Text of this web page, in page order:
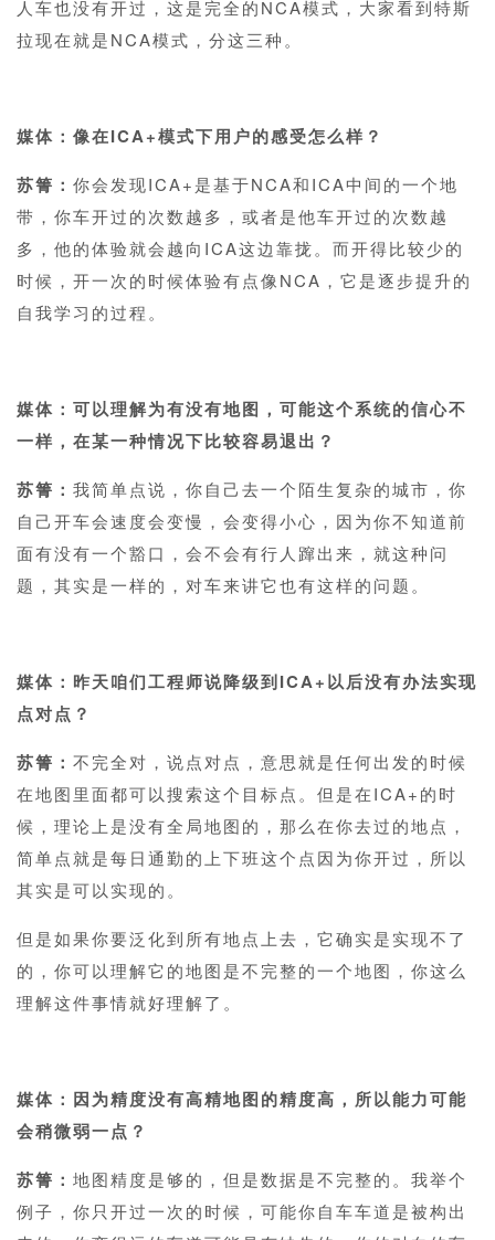
人车也没有开过，这是完全的NCA模式，大家看到特斯
拉现在就是NCA模式，分这三种。
媒体：像在ICA+模式下用户的感受怎么样？
苏箐： 你会发现ICA+是基于NCA和ICA中间的一个地
带，你车开过的次数越多，或者是他车开过的次数越
多，他的体验就会越向ICA这边靠拢。而开得比较少的
时候，开一次的时候体验有点像NCA，它是逐步提升的
自我学习的过程。
媒体：可以理解为有没有地图，可能这个系统的信心不
一样，在某一种情况下比较容易退出？
苏箐： 我简单点说，你自己去一个陌生复杂的城市，你
自己开车会速度会变慢，会变得小心，因为你不知道前
面有没有一个豁口，会不会有行人蹿出来，就这种问
题，其实是一样的，对车来讲它也有这样的问题。
媒体：昨天咱们工程师说降级到ICA+以后没有办法实现
点对点？
苏箐： 不完全对，说点对点，意思就是任何出发的时候
在地图里面都可以搜索这个目标点。但是在ICA+的时
候，理论上是没有全局地图的，那么在你去过的地点，
简单点就是每日通勤的上下班这个点因为你开过，所以
其实是可以实现的。
但是如果你要泛化到所有地点上去，它确实是实现不了
的，你可以理解它的地图是不完整的一个地图，你这么
理解这件事情就好理解了。
媒体：因为精度没有高精地图的精度高，所以能力可能
会稍微弱一点？
苏箐： 地图精度是够的，但是数据是不完整的。我举个
例子，你只开过一次的时候，可能你自车车道是被构出